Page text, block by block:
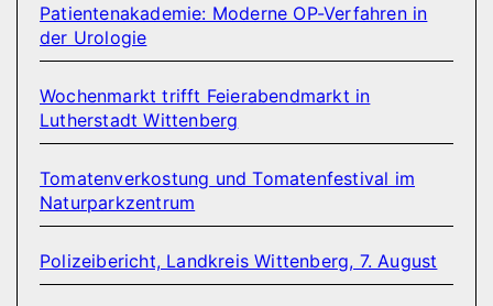
Patientenakademie: Moderne OP-Verfahren in
der Urologie
Wochenmarkt trifft Feierabendmarkt in
Lutherstadt Wittenberg
Tomatenverkostung und Tomatenfestival im
Naturparkzentrum
Polizeibericht, Landkreis Wittenberg, 7. August